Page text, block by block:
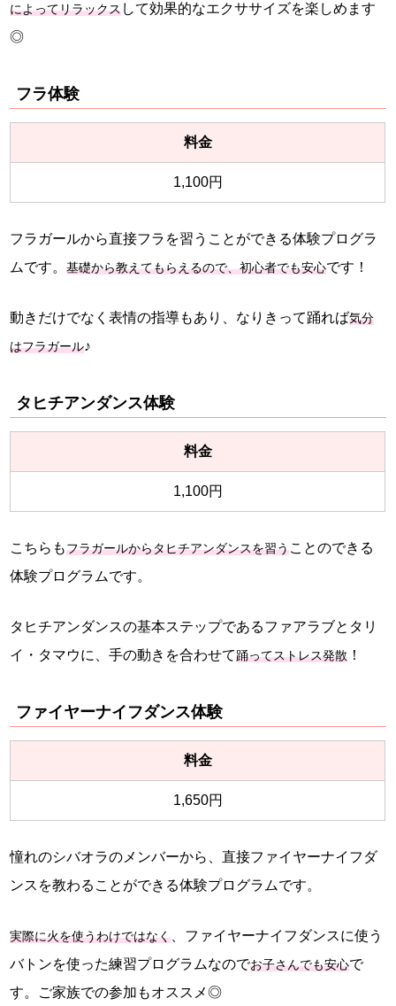
によってリラックスして効果的なエクササイズを楽しめます
◎
フラ体験
料金
1,100円
フラガールから直接フラを習うことができる体験プログラ
ムです。基礎から教えてもらえるので、初心者でも安心です！
動きだけでなく表情の指導もあり、なりきって踊れば気分
はフラガール♪
タヒチアンダンス体験
料金
1,100円
こちらもフラガールからタヒチアンダンスを習うことのできる
体験プログラムです。
タヒチアンダンスの基本ステップであるファアラブとタリ
イ・タマウに、手の動きを合わせて踊ってストレス発散 ！
ファイヤーナイフダンス体験
料金
1,650円
憧れのシバオラのメンバーから、直接ファイヤーナイフダ
ンスを教わることができる体験プログラムです。
実際に火を使うわけではなく 、ファイヤーナイフダンスに使う
バトンを使った練習プログラムなのでお子さんでも安心で
す。ご家族での参加もオススメ◎